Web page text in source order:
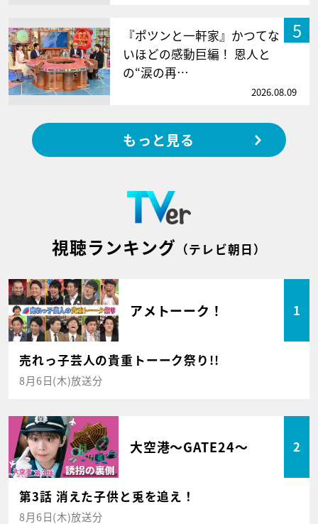
5
『ポツンと一軒家』かつてな
いほどの感動巨編！ 恩人と
の“涙の再…
2026.08.09
もっと見る
視聴ランキング （テレビ朝日）
アメトーーク！ 1
売れっ子芸人の貴重トーーク祭り!!
8月6日(木)放送分
大空港～GATE24～ 2
第3話 消えた子供と兎を追え！
8月6日(木)放送分